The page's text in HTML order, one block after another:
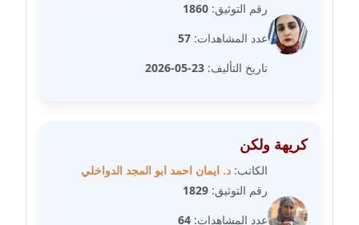
مدونة سامح فرج
مدونة سحر حسب الله
رقم التوثيق: 1860
عدد المشاهدات: 57
تاريخ التأليف: 23-05-2026
كريهة ولكن
الكاتب: د. ايمان احمد ابو المجد الدواخلي
رقم التوثيق: 1829
عدد المشاهدات: 64